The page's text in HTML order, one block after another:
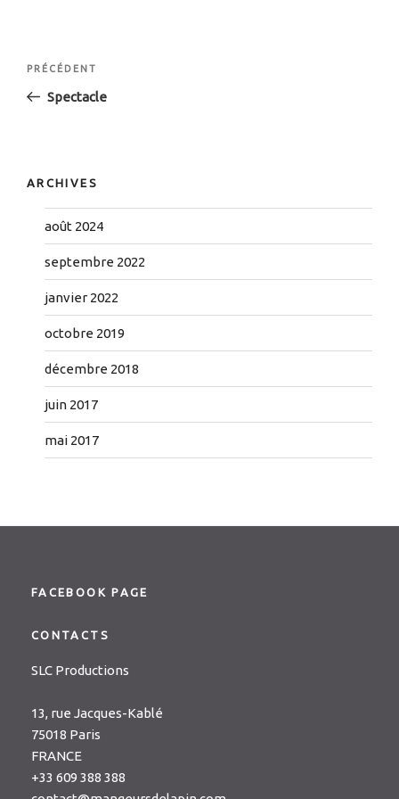
Navigation
l’article
Article
précédent
PRÉCÉDENT
Spectacle
ARCHIVES
août 2024
septembre 2022
janvier 2022
octobre 2019
décembre 2018
juin 2017
mai 2017
FACEBOOK PAGE
CONTACTS
SLC Productions
13, rue Jacques-Kablé
75018 Paris
FRANCE
+33 609 388 388